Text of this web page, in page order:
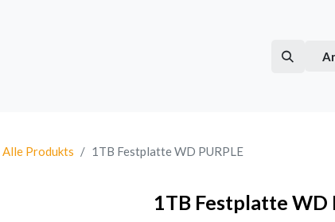
Alle Produkts 1TB Festplatte WD PURPLE
1TB Festplatte WD